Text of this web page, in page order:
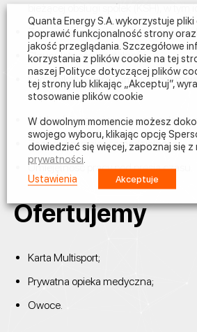
bieżącej obsługi spółek (KSH), w tym
Znajomość prawa cywilnego i
Skrupulatność i rzetelność;
Komunikatywność i umiejętność
współpracownikami;
Zdolności organizacyjne oraz dobra
Zaangażowanie i samodzielność;
Umiejętność pracy pod presją czasu.
Ofertujemy
Karta Multisport;
Prywatna opieka medyczna;
Owoce.
Quanta Energy S.A. wykorzystuje
poprawić funkcjonalność strony
jakość przeglądania. Szczegółowe
korzystania z plików cookie na tej
naszej Polityce dotyczącej plików
tej strony lub klikając „Akceptuj”,
stosowanie plików cookie
W dowolnym momencie możesz
swojego wyboru, klikając opcję
dowiedzieć się więcej, zapoznaj się z
prywatności
Ustawienia
Akceptuje